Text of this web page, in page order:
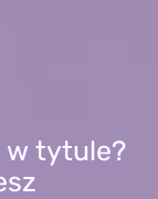
w tytule?